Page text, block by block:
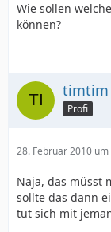
Wie sollen
können?
timtim
Profi
28. Februar 2010 um
Naja, das müsst
sollte das dann
tut sich mit